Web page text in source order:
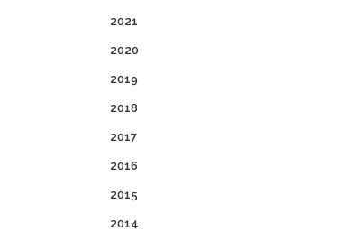
2021
2020
2019
2018
2017
2016
2015
2014